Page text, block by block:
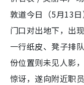
敦道今日（5月13
门口对出地下，出
一行纸皮、凳子排
份位置则未见人影
惊讶，遂向附近职